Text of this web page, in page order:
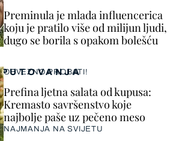
Preminula je mlada influencerica
koju je pratilo više od milijun ljudi,
dugo se borila s opakom bolešću
PUTOVANJA
OBVEZNO PROBATI!
Prefina ljetna salata od kupusa:
Kremasto savršenstvo koje
najbolje paše uz pečeno meso
NAJMANJA NA SVIJETU